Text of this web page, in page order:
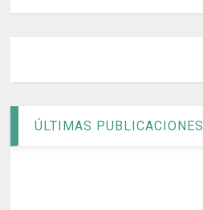
ÚLTIMAS PUBLICACIONES